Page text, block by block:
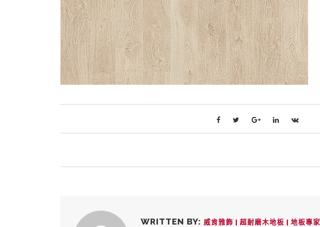
WRITTEN BY: 威肯雅飾 | 超耐磨木地板 | 地板專家